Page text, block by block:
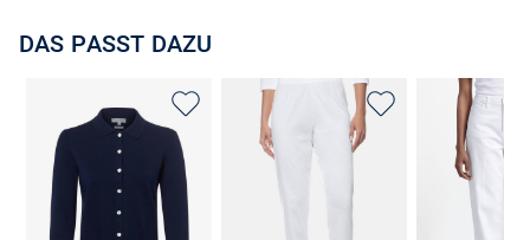
DAS PASST DAZU